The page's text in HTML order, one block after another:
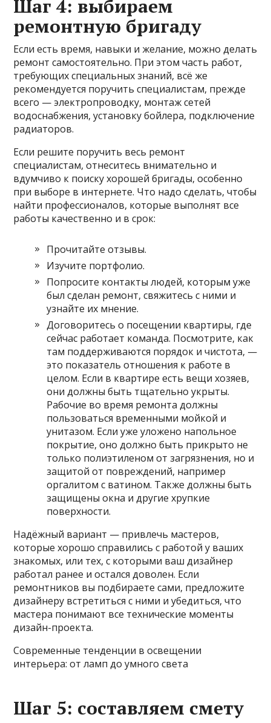
Шаг 4: выбираем
ремонтную бригаду
Если есть время, навыки и желание, можно делать
ремонт самостоятельно. При этом часть работ,
требующих специальных знаний, всё же
рекомендуется поручить специалистам, прежде
всего — электропроводку, монтаж сетей
водоснабжения, установку бойлера, подключение
радиаторов.
Если решите поручить весь ремонт
специалистам, отнеситесь внимательно и
вдумчиво к поиску хорошей бригады, особенно
при выборе в интернете. Что надо сделать, чтобы
найти профессионалов, которые выполнят все
работы качественно и в срок:
Прочитайте отзывы.
Изучите портфолио.
Попросите контакты людей, которым уже
был сделан ремонт, свяжитесь с ними и
узнайте их мнение.
Договоритесь о посещении квартиры, где
сейчас работает команда. Посмотрите, как
там поддерживаются порядок и чистота, —
это показатель отношения к работе в
целом. Если в квартире есть вещи хозяев,
они должны быть тщательно укрыты.
Рабочие во время ремонта должны
пользоваться временными мойкой и
унитазом. Если уже уложено напольное
покрытие, оно должно быть прикрыто не
только полиэтиленом от загрязнения, но и
защитой от повреждений, например
оргалитом с ватином. Также должны быть
защищены окна и другие хрупкие
поверхности.
Надёжный вариант — привлечь мастеров,
которые хорошо справились с работой у ваших
знакомых, или тех, с которыми ваш дизайнер
работал ранее и остался доволен. Если
ремонтников вы подбираете сами, предложите
дизайнеру встретиться с ними и убедиться, что
мастера понимают все технические моменты
дизайн-проекта.
Современные тенденции в освещении
интерьера: от ламп до умного света
Шаг 5: составляем смету